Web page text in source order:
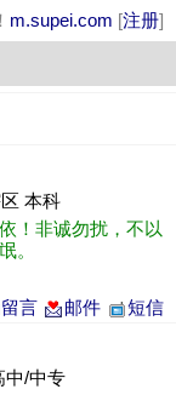
m.supei.com [注册]
区 本科
！非诚勿扰，不以
。
留言 邮件 短信
中/中专